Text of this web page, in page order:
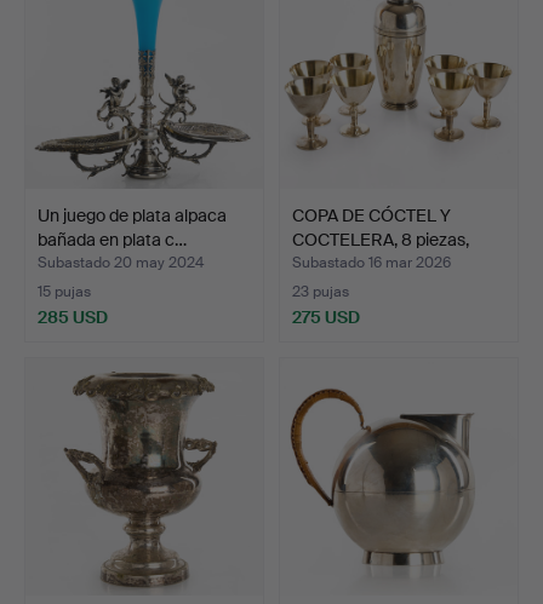
Un juego de plata alpaca
bañada en plata c…
Subastado 20 may 2024
15 pujas
285 USD
COPA DE CÓCTEL Y
COCTELERA, 8 piezas,
alpa…
Subastado 16 mar 2026
23 pujas
275 USD